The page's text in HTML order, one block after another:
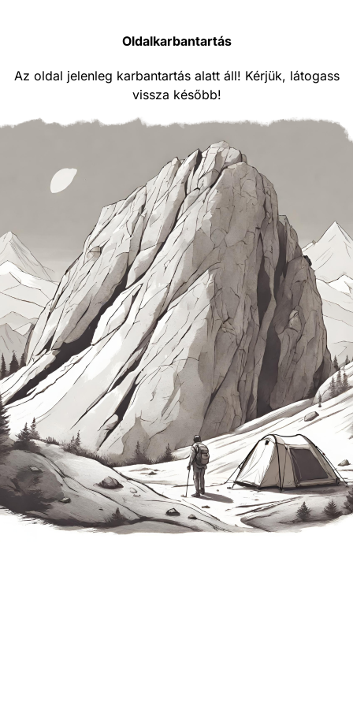
Oldalkarbantartás
Az oldal jelenleg karbantartás alatt áll! Kérjük, látogass
vissza később!